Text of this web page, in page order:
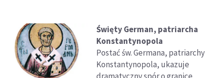
Święty German, patriarcha
Konstantynopola
Postać św. Germana, patriarchy
Konstantynopola, ukazuje